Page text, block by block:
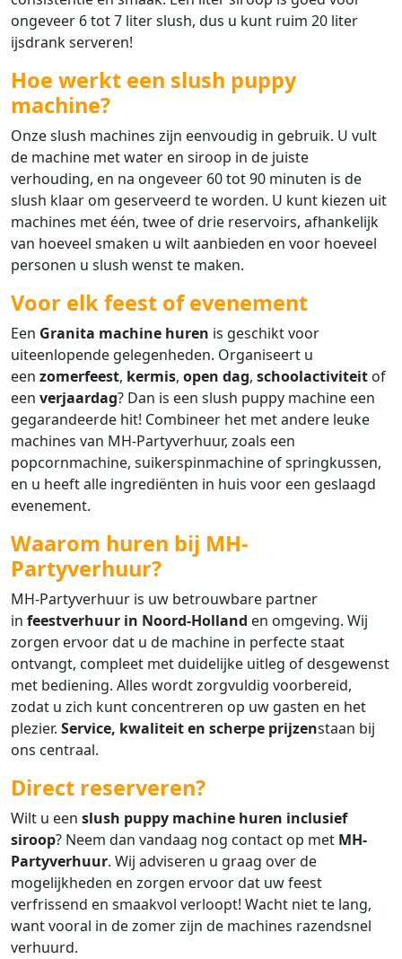
ongeveer 6 tot 7 liter slush, dus u kunt ruim 20 liter
ijsdrank serveren!
Hoe werkt een slush puppy
machine?
Onze slush machines zijn eenvoudig in gebruik. U vult
de machine met water en siroop in de juiste
verhouding, en na ongeveer 60 tot 90 minuten is de
slush klaar om geserveerd te worden. U kunt kiezen uit
machines met één, twee of drie reservoirs, afhankelijk
van hoeveel smaken u wilt aanbieden en voor hoeveel
personen u slush wenst te maken.
Voor elk feest of evenement
Een Granita machine huren is geschikt voor
uiteenlopende gelegenheden. Organiseert u
een zomerfeest, kermis, open dag, schoolactiviteit of
een verjaardag? Dan is een slush puppy machine een
gegarandeerde hit! Combineer het met andere leuke
machines van MH-Partyverhuur, zoals een
popcornmachine, suikerspinmachine of springkussen,
en u heeft alle ingrediënten in huis voor een geslaagd
evenement.
Waarom huren bij MH-
Partyverhuur?
MH-Partyverhuur is uw betrouwbare partner
in feestverhuur in Noord-Holland en omgeving. Wij
zorgen ervoor dat u de machine in perfecte staat
ontvangt, compleet met duidelijke uitleg of desgewenst
met bediening. Alles wordt zorgvuldig voorbereid,
zodat u zich kunt concentreren op uw gasten en het
plezier. Service, kwaliteit en scherpe prijzenstaan bij
ons centraal.
Direct reserveren?
Wilt u een slush puppy machine huren inclusief
siroop? Neem dan vandaag nog contact op met MH-
Partyverhuur. Wij adviseren u graag over de
mogelijkheden en zorgen ervoor dat uw feest
verfrissend en smaakvol verloopt! Wacht niet te lang,
want vooral in de zomer zijn de machines razendsnel
verhuurd.